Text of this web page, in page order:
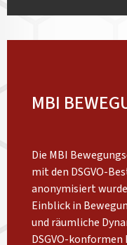
MBI
Die MBI
mit den DSGVO-
anonymisiert
Einblick in
und räumliche
DSGVO-